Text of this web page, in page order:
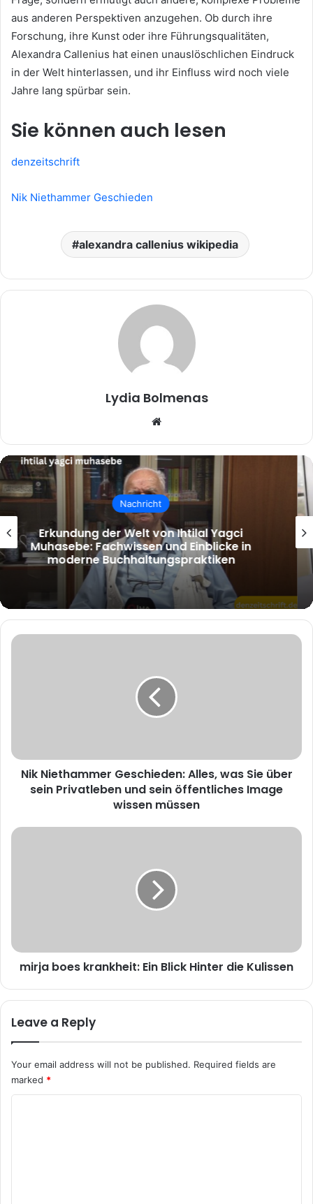
aus anderen Perspektiven anzugehen. Ob durch ihre
Forschung, ihre Kunst oder ihre Führungsqualitäten,
Alexandra Callenius hat einen unauslöschlichen Eindruck
in der Welt hinterlassen, und ihr Einfluss wird noch viele
Jahre lang spürbar sein.
Sie können auch lesen
denzeitschrift
Nik Niethammer Geschieden
alexandra callenius wikipedia
Lydia Bolmenas
Geschäft
Actitech Limited: Wegweisende
Innovation in Technologie und
Ingenieurwesen
Nik
Privatleben
und
wissen
Nik Niethammer Geschieden: Alles, was Sie über
sein Privatleben und sein öffentliches Image
wissen müssen
mirja
mirja boes krankheit: Ein Blick Hinter die Kulissen
Leave a Reply
Your email address will not be published. Required fields are
marked *